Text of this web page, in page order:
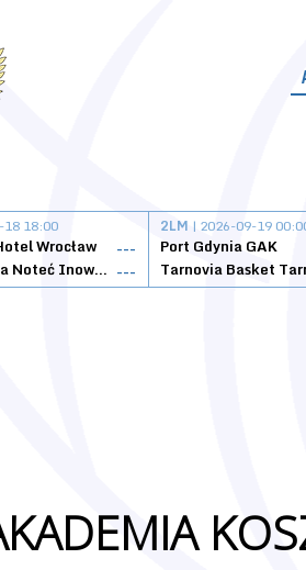
18 18:00
Wrocław
---
KSK Qemetica Noteć Inowrocław ---
2LM | 2026-09-19
Port Gdynia GAK